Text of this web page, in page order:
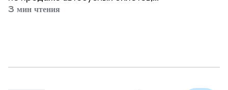
обслуживающая миллионы путешественников в
3 мин чтения